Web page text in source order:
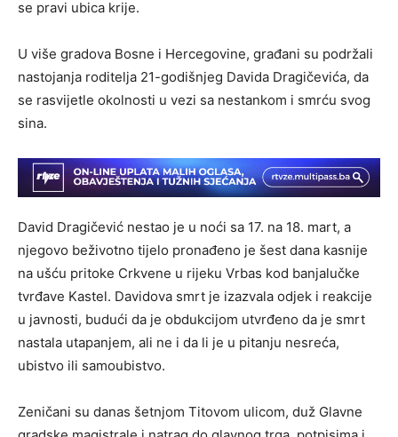
se pravi ubica krije.
U više gradova Bosne i Hercegovine, građani su podržali
nastojanja roditelja 21-godišnjeg Davida Dragičevića, da
se rasvijetle okolnosti u vezi sa nestankom i smrću svog
sina.
David Dragičević nestao je u noći sa 17. na 18. mart, a
njegovo beživotno tijelo pronađeno je šest dana kasnije
na ušću pritoke Crkvene u rijeku Vrbas kod banjalučke
tvrđave Kastel. Davidova smrt je izazvala odjek i reakcije
u javnosti, budući da je obdukcijom utvrđeno da je smrt
nastala utapanjem, ali ne i da li je u pitanju nesreća,
ubistvo ili samoubistvo.
Zeničani su danas šetnjom Titovom ulicom, duž Glavne